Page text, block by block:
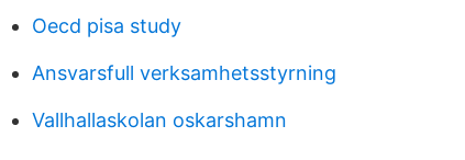
Oecd pisa study
Ansvarsfull verksamhetsstyrning
Vallhallaskolan oskarshamn